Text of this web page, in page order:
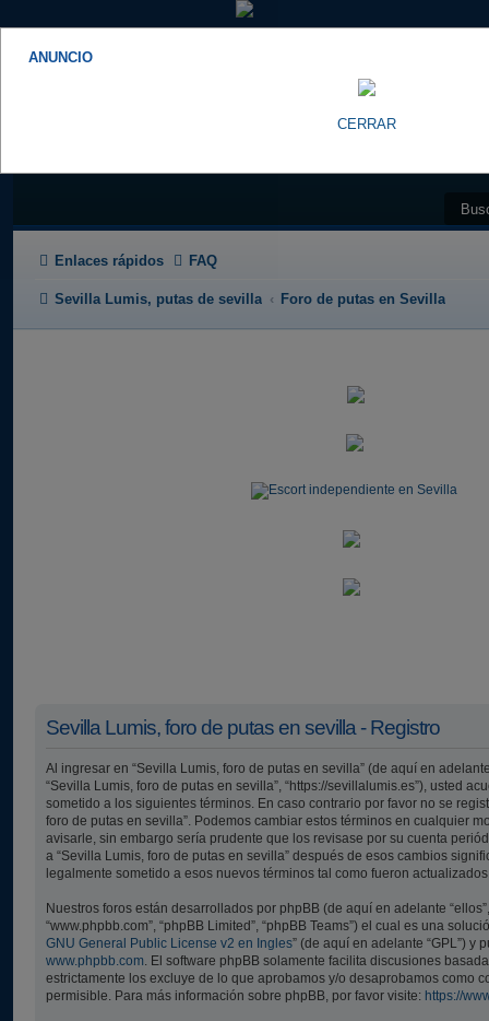
Enlaces rápidos FAQ
Sevilla Lumis, putas de sevilla Foro de putas en Sevilla
Sevilla Lumis, foro de putas en sevilla - Registro
Al ingresar en “Sevilla Lumis, foro de putas en sevilla” (de aquí en adelante
“Sevilla Lumis, foro de putas en sevilla”, “https://sevillalumis.es”), usted
sometido a los siguientes términos. En caso contrario por favor no se
foro de putas en sevilla”. Podemos cambiar estos términos en cualquier
avisarle, sin embargo sería prudente que los revisase por su cuenta
a “Sevilla Lumis, foro de putas en sevilla” después de esos cambios
legalmente sometido a esos nuevos términos tal como fueron
Nuestros foros están desarrollados por phpBB (de aquí en adelante “ellos”,
“www.phpbb.com”, “phpBB Limited”, “phpBB Teams”) el cual es una
GNU General Public License v2 en Ingles” (de aquí en adelante “GPL”) y
www.phpbb.com . El software phpBB solamente facilita discusiones
estrictamente los excluye de lo que aprobamos y/o desaprobamos como
permisible. Para más información sobre phpBB, por favor visite: https://
ANUNCIO
CERRAR